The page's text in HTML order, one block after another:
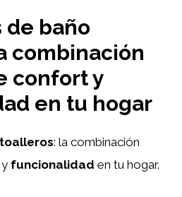
de baño
combinación
confort y
en tu hogar
toalleros: la combinación
y funcionalidad en tu hogar.